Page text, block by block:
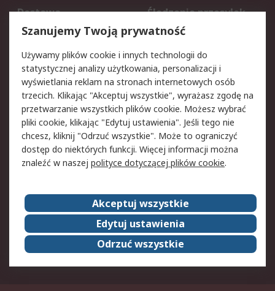
Dostawa
Śledzenie przesyłek
Reklamacje i zwroty
Rejestracja
Aspekty prawne
Bezpieczeństwo e-
maila
Polityka dotycząca
plików cookie
Polityka prywatności
Użytkowanie witryny
Zastrzeżenia prawne
Warunki Sprzedaży
Kontakt
O firmie RS
RS na świecie
Kariera
Nagrody dla RS
ESG
Szanujemy Twoją prywatność
Używamy plików cookie i innych technologii do
statystycznej analizy użytkowania, personalizacji i
wyświetlania reklam na stronach internetowych osób
trzecich. Klikając "Akceptuj wszystkie", wyrażasz zgodę na
przetwarzanie wszystkich plików cookie. Możesz wybrać
pliki cookie, klikając "Edytuj ustawienia". Jeśli tego nie
chcesz, kliknij "Odrzuć wszystkie". Może to ograniczyć
dostęp do niektórych funkcji. Więcej informacji można
znaleźć w naszej polityce dotyczącej plików cookie.
Akceptuj wszystkie
Edytuj ustawienia
Odrzuć wszystkie